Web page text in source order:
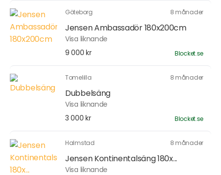
Göteborg 8 månader
Jensen Ambassadör 180x200cm
Visa liknande
9 000 kr
Blocket.se
Tomelilla 8 månader
Dubbelsäng
Visa liknande
3 000 kr
Blocket.se
Halmstad 8 månader
Jensen Kontinentalsäng 180x...
Visa liknande